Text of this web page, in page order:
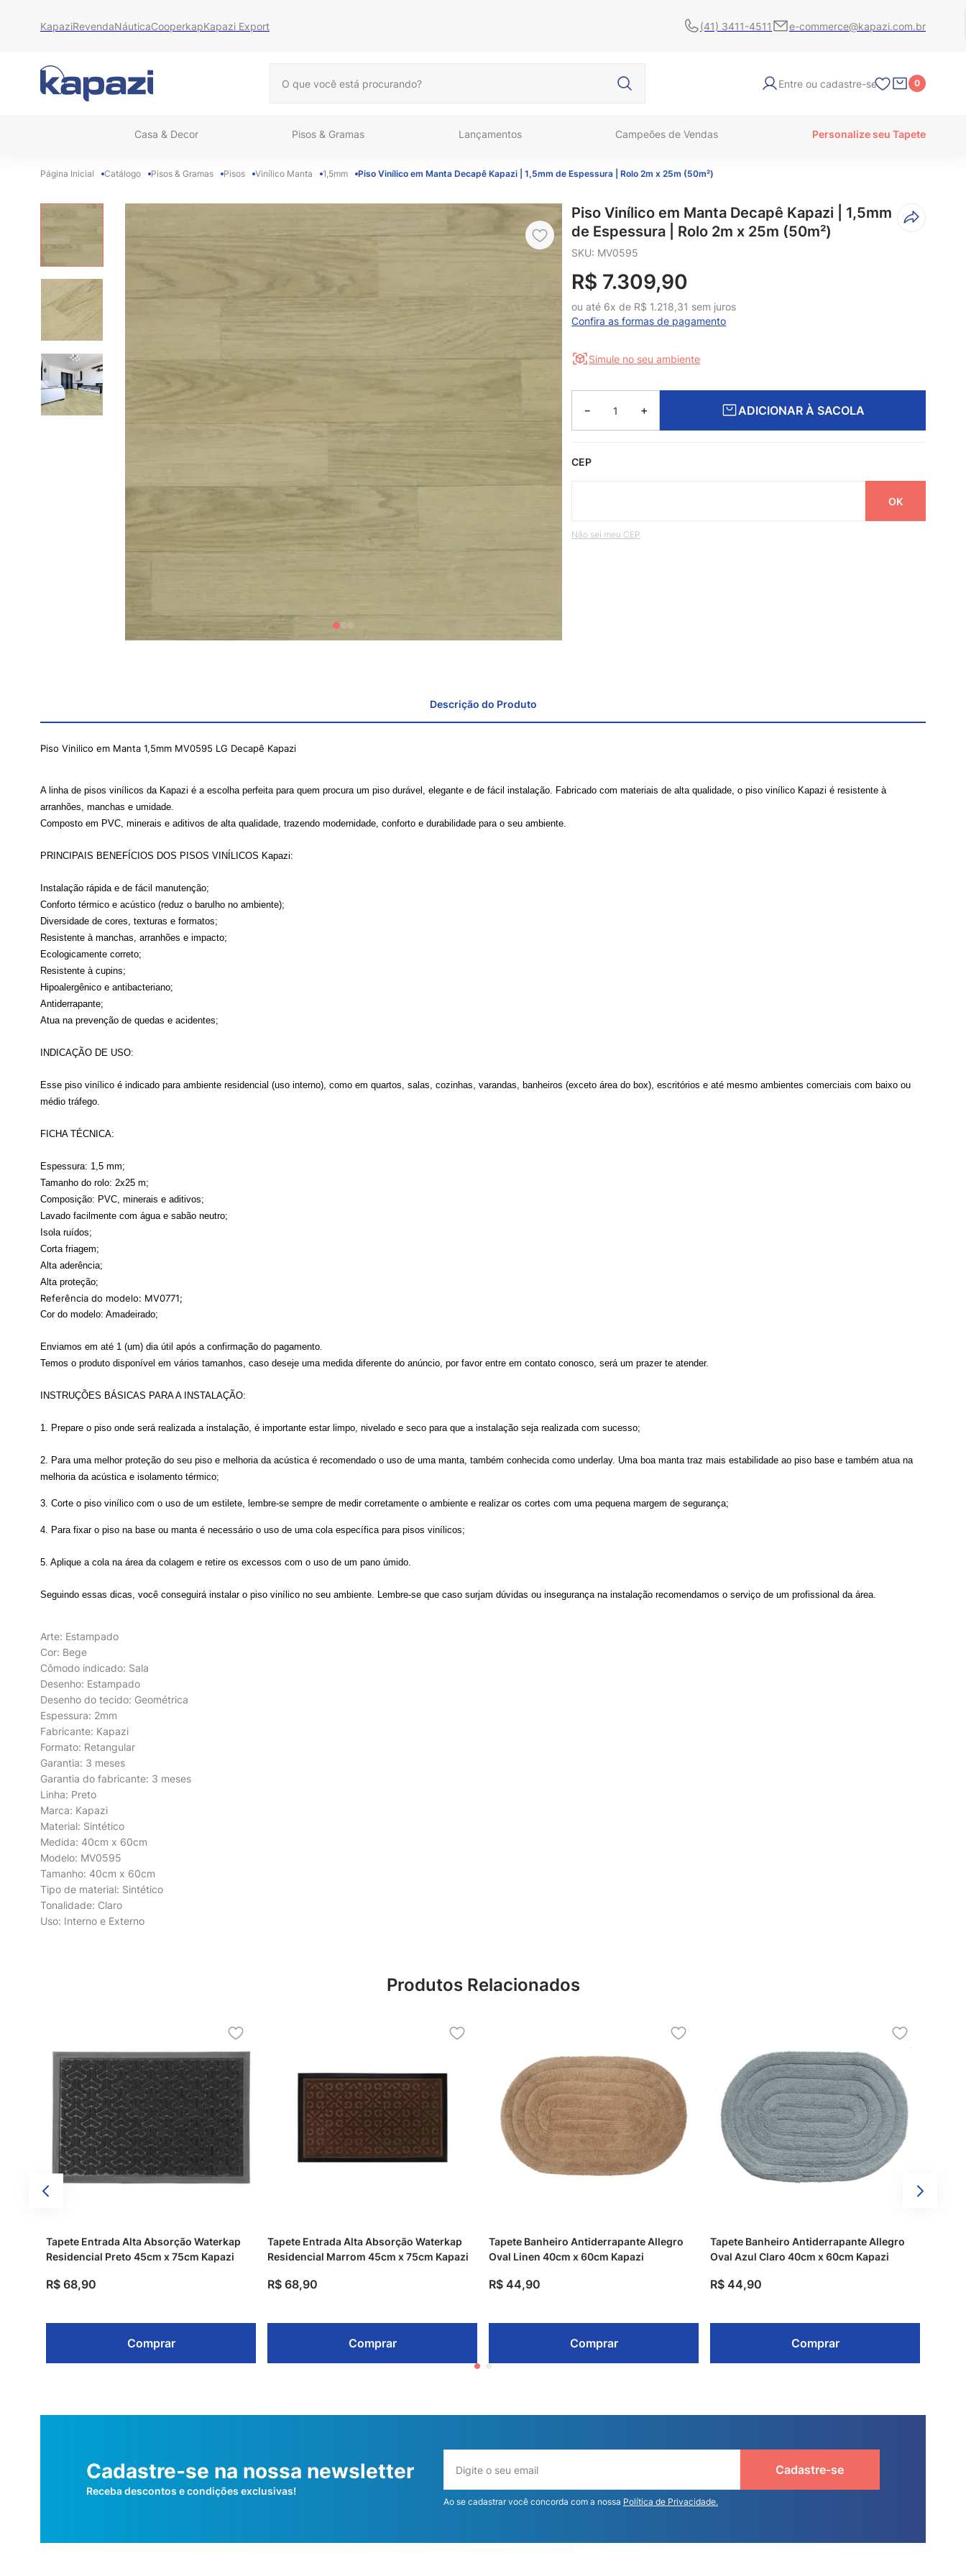
KapaziRevendaNáuticaCooperkapKapazi Export (41) 3411-4511 e-commerce@kapazi.com.br
Entre ou cadastre-se 0
Casa & Decor Pisos & Gramas Lançamentos Campeões de Vendas Personalize seu Tapete
Catálogo Pisos & Gramas Pisos Vinílico Manta 1,5mm Piso Vinílico em Manta Decapê Kapazi | 1,5mm de Espessura | Rolo 2m x 25m (50m²)
Piso Vinílico em Manta Decapê Kapazi | 1,5mm
de Espessura | Rolo 2m x 25m (50m²)
SKU: MV0595
R$ 7.309,90
ou até 6x de R$ 1.218,31 sem juros
Confira as formas de pagamento
Simule no seu ambiente
＋
－ ADICIONAR À SACOLA
CEP
Não sei meu CEP
Descrição do Produto
Piso Vinilico em Manta 1,5mm MV0595 LG Decapê Kapazi
A linha de pisos vinílicos da Kapazi é a escolha perfeita para quem procura um piso durável, elegante e de fácil instalação. Fabricado com materiais de alta qualidade, o piso vinílico Kapazi é resistente à
arranhões, manchas e umidade.
Composto em PVC, minerais e aditivos de alta qualidade, trazendo modernidade, conforto e durabilidade para o seu ambiente.
PRINCIPAIS BENEFÍCIOS DOS PISOS VINÍLICOS Kapazi:
Instalação rápida e de fácil manutenção;
Conforto térmico e acústico (reduz o barulho no ambiente);
Diversidade de cores, texturas e formatos;
Resistente à manchas, arranhões e impacto;
Ecologicamente correto;
Resistente à cupins;
Hipoalergênico e antibacteriano;
Antiderrapante;
Atua na prevenção de quedas e acidentes;
INDICAÇÃO DE USO:
Esse piso vinílico é indicado para ambiente residencial (uso interno), como em quartos, salas, cozinhas, varandas, banheiros (exceto área do box), escritórios e até mesmo ambientes comerciais com baixo ou
médio tráfego.
FICHA TÉCNICA:
Espessura: 1,5 mm;
Tamanho do rolo: 2x25 m;
Composição: PVC, minerais e aditivos;
Lavado facilmente com água e sabão neutro;
Isola ruídos;
Corta friagem;
Alta aderência;
Alta proteção;
Referência do modelo: MV0771;
Cor do modelo: Amadeirado;
Enviamos em até 1 (um) dia útil após a confirmação do pagamento.
Temos o produto disponível em vários tamanhos, caso deseje uma medida diferente do anúncio, por favor entre em contato conosco, será um prazer te atender.
INSTRUÇÕES BÁSICAS PARA A INSTALAÇÃO:
1. Prepare o piso onde será realizada a instalação, é importante estar limpo, nivelado e seco para que a instalação seja realizada com sucesso;
2. Para uma melhor proteção do seu piso e melhoria da acústica é recomendado o uso de uma manta, também conhecida como underlay. Uma boa manta traz mais estabilidade ao piso base e também atua na
melhoria da acústica e isolamento térmico;
3. Corte o piso vinílico com o uso de um estilete, lembre-se sempre de medir corretamente o ambiente e realizar os cortes com uma pequena margem de segurança;
4. Para fixar o piso na base ou manta é necessário o uso de uma cola específica para pisos vinílicos;
5. Aplique a cola na área da colagem e retire os excessos com o uso de um pano úmido.
Seguindo essas dicas, você conseguirá instalar o piso vinílico no seu ambiente. Lembre-se que caso surjam dúvidas ou insegurança na instalação recomendamos o serviço de um profissional da área.
Arte: Estampado
Cor: Bege
Cômodo indicado: Sala
Desenho: Estampado
Desenho do tecido: Geométrica
Espessura: 2mm
Fabricante: Kapazi
Formato: Retangular
Garantia: 3 meses
Garantia do fabricante: 3 meses
Linha: Preto
Marca: Kapazi
Material: Sintético
Medida: 40cm x 60cm
Modelo: MV0595
Tamanho: 40cm x 60cm
Tipo de material: Sintético
Tonalidade: Claro
Uso: Interno e Externo
Produtos Relacionados
Tapete Entrada Alta Absorção Waterkap
Residencial Preto 45cm x 75cm Kapazi
R$ 68,90
Comprar
Tapete Entrada Alta Absorção Waterkap
Residencial Marrom 45cm x 75cm Kapazi
R$ 68,90
Comprar
Tapete Banheiro Antiderrapante Allegro
Oval Linen 40cm x 60cm Kapazi
R$ 44,90
Comprar
Tapete Banheiro Antiderrapante Allegro
Oval Azul Claro 40cm x 60cm Kapazi
R$ 44,90
Comprar
Cadastre-se na nossa newsletter
Receba descontos e condições exclusivas!
Cadastre-se
Ao se cadastrar você concorda com a nossa Política de Privacidade.